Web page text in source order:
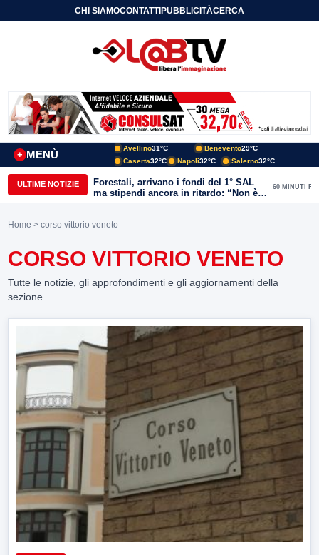
CHI SIAMOCONTATTIPUBBLICITÀCERCA
MENÙ
+
Avellino31°C Benevento29°C
Caserta32°C Napoli32°C Salerno32°C
ULTIME NOTIZIE
Forestali, arrivano i fondi del 1° SAL
ma stipendi ancora in ritardo: “Non è
più sostenibile”
60 MINUTI FA
Home > corso vittorio veneto
CORSO VITTORIO VENETO
Tutte le notizie, gli approfondimenti e gli aggiornamenti della
sezione.